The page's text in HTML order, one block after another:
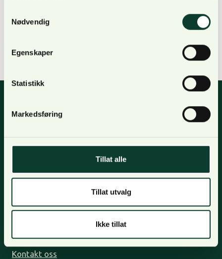
Nødvendig
Egenskaper
Statistikk
Markedsføring
Tillat alle
Tillat utvalg
Ikke tillat
HER
For oppdateringer, nyheter og skogfaglige artikler,
meld deg på nyhetsbrevet og få nyhetsbrev på epost.
Meld deg på
Bli medlem
Kontakt oss